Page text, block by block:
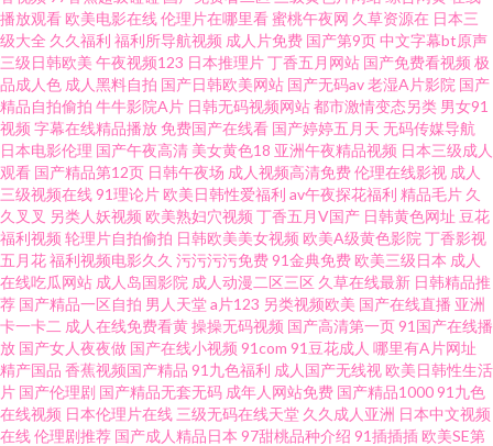
韩久久 91福利视频地址导航 吃瓜AV网 91免费热播视频 国产在线91丝袜 婷婷
色女网 91色动漫视频成人 国产微拍17C 色情人妖伪娘一区 91巨乳黑丝美女
国产95在线视频 日本美女bb 萌白酱白虎一线天 91福利社区 大香蕉肏屄 日韩
无码红杏视频 91香蕉水蜜桃叉叉 久草福利资免费 亚洲日韩欧美自慰在线 97
视频资源总站 日韩无码一卡 91在线白丝 免费观看日韩A片无码 91cn免费网
站 www豆花社区 男人的天堂人人干 91豆奶国产熟女 黑丝人妖TS红杏 国产福
利喷水视频91 午夜宅男女看片视频 久久青青草操比较换 日韩无码av中出 中
文字幕人妻精品一区 国产偷在线 97色色狼友 91在线白丝 福利社快播 91豆花
播放观看 欧美电影在线伦理片在哪里看蜜桃午夜网 久草资源在 日本三
级大全 久久福利 福利所导航视频 成人片免费 国产第9页中文字幕bt原声
三级日韩欧美 午夜视频123 日本推理片丁香五月网站 国产免费看视频 极
品成人色 成人黑料自拍 国产日韩欧美网站 国产无码av老湿A片影院 国产
精品自拍偷拍 牛牛影院A片 日韩无码视频网站都市激情变态另类 男女91
视频 字幕在线精品播放 免费国产在线看 国产婷婷五月天 无码传媒导航
日本电影伦理 国产午夜高清 美女黄色18 亚洲午夜精品视频 日本三级成人
观看 国产精品第12页 日韩午夜场 成人视频高清免费伦理在线影视 成人
三级视频在线91理论片 欧美日韩性爱福利 av午夜探花福利 精品毛片 久
久叉叉 另类人妖视频 欧美熟妇穴视频 丁香五月V国产 日韩黄色网址 豆花
福利视频 轮理片自拍偷拍 日韩欧美美女视频 欧美A级黄色影院 丁香影视
五月花福利视频电影久久 污污污污免费91金典免费 欧美三级日本 成人
在线吃瓜网站 成人岛国影院 成人动漫二区三区 久草在线最新 日韩精品推
荐 国产精品一区自拍 男人天堂a片123 另类视频欧美 国产在线直播 亚洲
卡一卡二 成人在线免费看黄操操无码视频 国产高清第一页91国产在线播
放 国产女人夜夜做 国产在线小视频 91com 91豆花成人 哪里有A片网址
精产国品 香蕉视频国产精品 91九色福利 成人国产无线视 欧美日韩性生活
片 国产伦理剧 国产精品无套无码 成年人网站免费 国产精品100091九色
在线视频 日本伦理片在线 三级无码在线天堂 久久成人亚洲 日本中文视频
在线伦理剧推荐 国产成人精品日本 97甜桃品种介绍 91插插插 欧美SE第